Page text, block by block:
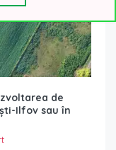
de
Ilfov sau în